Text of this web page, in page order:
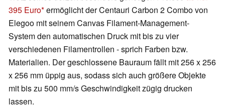
395 Euro ermöglicht der Centauri Carbon 2 Combo von
Elegoo mit seinem Canvas Filament-Management-
System den automatischen Druck mit bis zu vier
verschiedenen Filamentrollen - sprich Farben bzw.
Materialien. Der geschlossene Bauraum fällt mit 256 x 256
x 256 mm üppig aus, sodass sich auch größere Objekte
mit bis zu 500 mm/s Geschwindigkeit zügig drucken
lassen.